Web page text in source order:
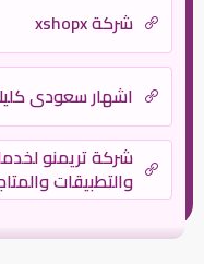
شركة xshopx
اشهار سعودي
شركة تريمنو
والتطبيقات